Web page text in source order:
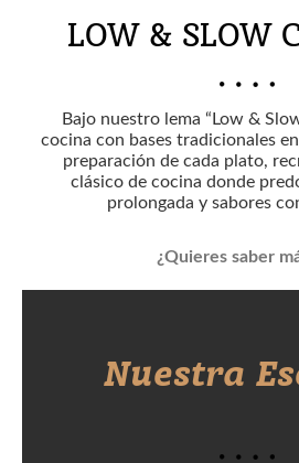
LOW & SLOW
Bajo nuestro lema “Low &
cocina con bases tradicionales
preparación de cada plato,
clásico de cocina donde
prolongada y sabores
¿Quieres saber
Nuestra